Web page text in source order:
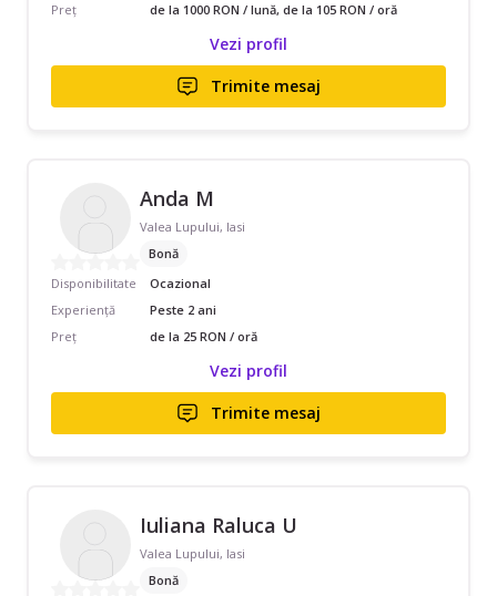
Preț
de la 1000 RON / lună, de la 105 RON / oră
Vezi profil
Trimite mesaj
Anda M
Valea Lupului, Iasi
Bonă
Disponibilitate
Ocazional
Experiență
Peste 2 ani
Preț
de la 25 RON / oră
Vezi profil
Trimite mesaj
Iuliana Raluca U
Valea Lupului, Iasi
Bonă